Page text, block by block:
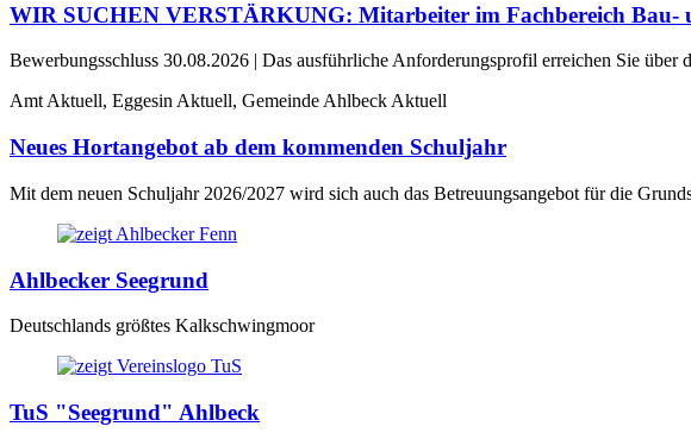
WIR SUCHEN VERSTÄRKUNG: Mitarbeiter im Fachbereich Bau-
Bewerbungsschluss 30.08.2026 | Das ausführliche Anforderungsprofil erreichen Sie über
Amt Aktuell, Eggesin Aktuell, Gemeinde Ahlbeck Aktuell
Neues Hortangebot ab dem kommenden Schuljahr
Mit dem neuen Schuljahr 2026/2027 wird sich auch das Betreuungsangebot für die
Ahlbecker Seegrund
Deutschlands größtes Kalkschwingmoor
TuS "Seegrund" Ahlbeck